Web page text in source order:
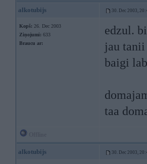
alkotubijs 30. Dec 2003,
Kopš: 26. Dec 2003
Ziņojumi: 633
Braucu ar:
edzul.
jau tanii
baigi
taa
alkotubijs 30. Dec 2003,